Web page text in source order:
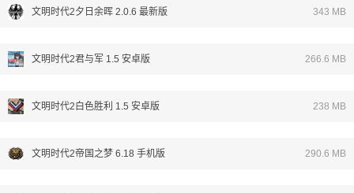
文明时代2夕日余晖 2.0.6 最新版 343 MB
文明时代2君与军 1.5 安卓版 266.6 MB
文明时代2白色胜利 1.5 安卓版 238 MB
文明时代2帝国之梦 6.18 手机版 290.6 MB